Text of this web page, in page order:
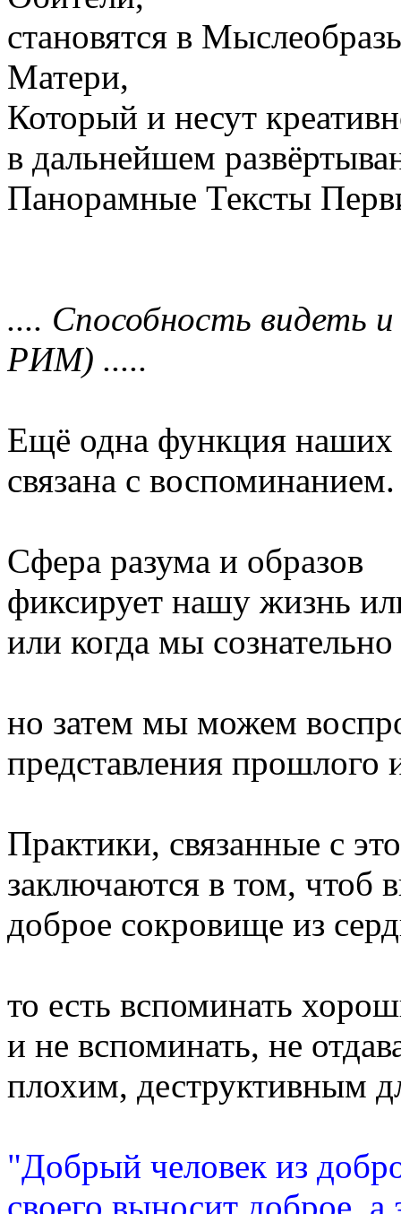
становятся в
Матери,
Который и несут
в дальнейшем
Панорамные Тексты
.... Способность видеть
РИМ) .....
Ещё одна функция наших
связана с воспоминанием.
Сфера разума и образов
фиксирует нашу жизнь
или когда мы
но затем мы можем
представления прошлого
Практики, связанные с
заключаются в том, чтоб
доброе сокровище из
то есть вспоминать
и не вспоминать, не
плохим, деструктивным
"Добрый человек из